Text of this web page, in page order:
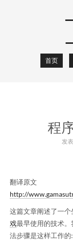
首页
程
发
翻译原文
http://
这篇文章阐述了一
戏最早使用的技术
法步骤是这样工作的: